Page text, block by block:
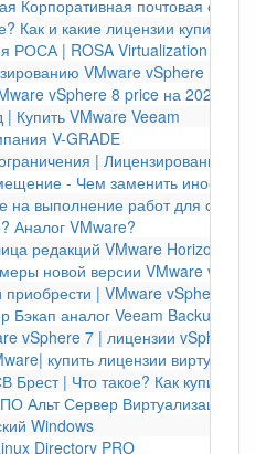
Корпоративная почтовая
Как и какие лицензии купить?
РОСА | ROSA Virtualization
VMware vSphere ESXi |
vSphere 8 price на 2024 год
Купить VMware Veeam
V-GRADE
| Лицензирование
- Чем заменить
на выполнение работ для
Аналог VMware?
редакций VMware Horizon
новой версии VMware
приобрести | VMware vSphere
Бэкап аналог Veeam Backup
vSphere 7 | лицензии vSphere
купить лицензии
| Что такое? Как купить?
Альт Сервер Виртуализации
Windows
Directory PRO